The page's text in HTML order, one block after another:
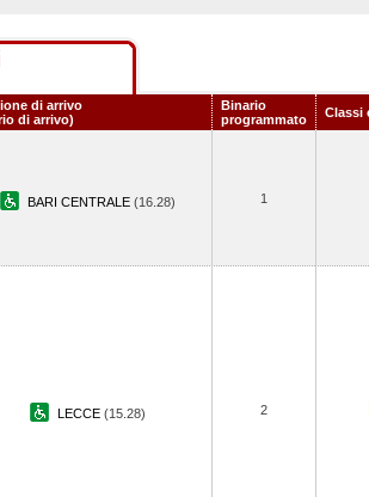
di arrivo
di arrivo)
Binario
programmato
Classi
BARI CENTRALE (16.28) 1
LECCE (15.28) 2